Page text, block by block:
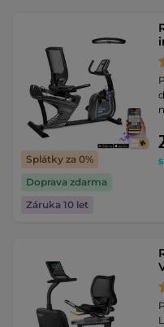
Splátky za 0%
Doprava zdarma
Záruka 10 let